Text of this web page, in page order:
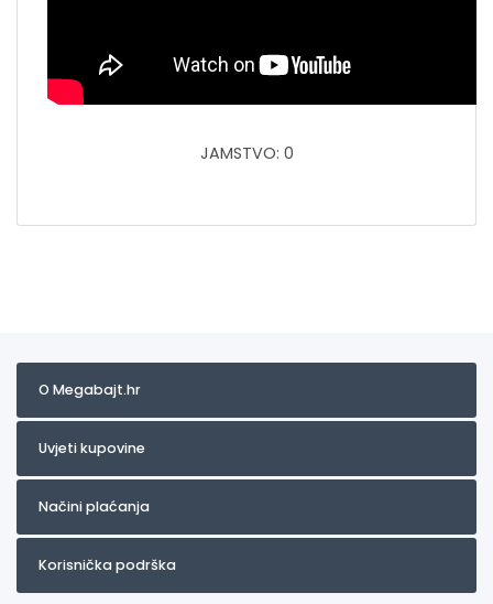
JAMSTVO: 0
O Megabajt.hr
Uvjeti kupovine
Načini plaćanja
Korisnička podrška